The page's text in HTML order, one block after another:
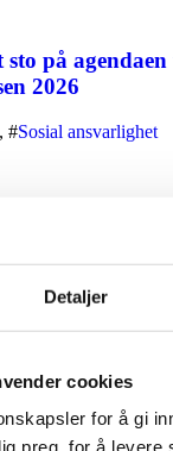
Detaljer
cookies
for å gi
preg, for å levere
på
2026
, #Sosial ansvarlighet
- et steg i
EASA